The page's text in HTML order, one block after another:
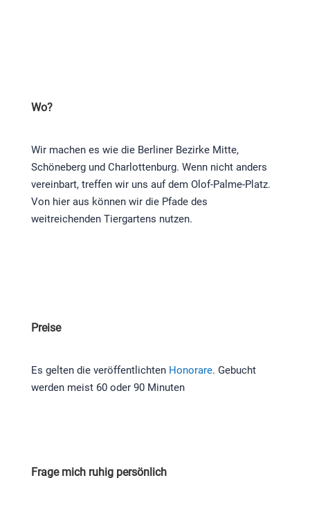
Wo?
Wir machen es wie die Berliner Bezirke Mitte,
Schöneberg und Charlottenburg. Wenn nicht anders
vereinbart, treffen wir uns auf dem Olof-Palme-Platz.
Von hier aus können wir die Pfade des
weitreichenden Tiergartens nutzen.
Preise
Es gelten die veröffentlichten Honorare. Gebucht
werden meist 60 oder 90 Minuten
Frage mich ruhig persönlich